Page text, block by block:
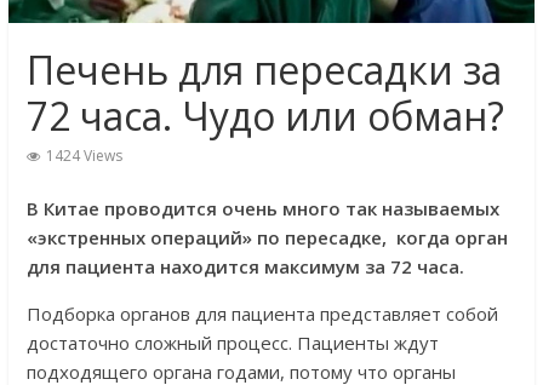
Печень для пересадки за
72 часа. Чудо или обман?
1424 Views
В Китае проводится очень много так называемых
«экстренных операций» по пересадке, когда орган
для пациента находится максимум за 72 часа.
Подборка органов для пациента представляет собой
достаточно сложный процесс. Пациенты ждут
подходящего органа годами, потому что органы